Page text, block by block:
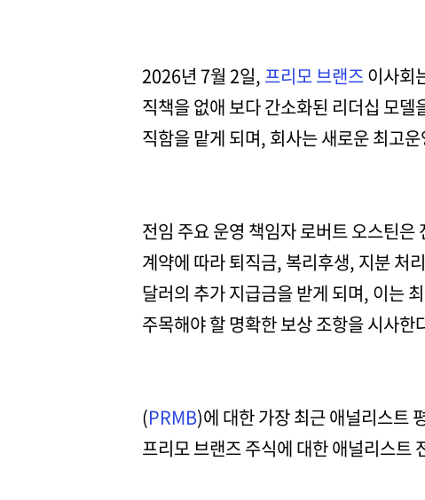
2026년 7월 2일, 프리모 브랜즈이사회
직책을 없애 보다 간소화된 리더십 모
직함을 맡게 되며, 회사는 새로운 최고
전임 주요 운영 책임자 로버트 오스틴
계약에 따라 퇴직금, 복리후생, 지분 처
달러의 추가 지급금을 받게 되며, 이는
주목해야 할 명확한 보상 조항을 시사한
(PRMB)에 대한 가장 최근 애널리스트
프리모 브랜즈 주식에 대한 애널리스트